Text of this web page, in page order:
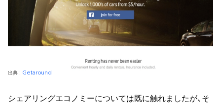
出典 : Getaround
シェアリングエコノミーについては既に触れましたが、そ